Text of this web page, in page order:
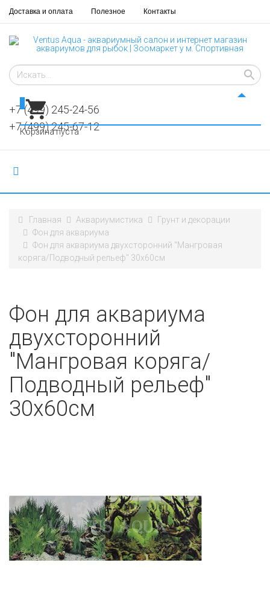
Доставка и оплата Полезное Контакты
+7 (499) 245-24-56
+7 (499) 245-67-12
Корзина пуста
Главная Аквариумистика
Грунт и декорации
​​Фон для аквариума
Фон для аквариума двухсторонний "Мангровая
коряга/Подводный рельеф" 30х60см
Фон для аквариума
двухсторонний
"Мангровая коряга/
Подводный рельеф"
30х60см